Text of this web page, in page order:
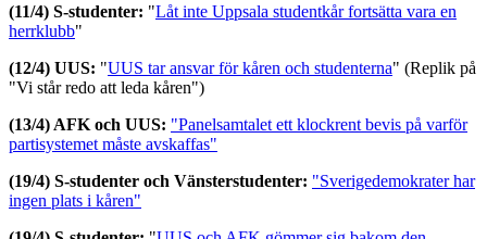
(11/4) S-studenter: "Låt inte Uppsala studentkår fortsätta vara en
herrklubb"
(12/4) UUS: "UUS tar ansvar för kåren och studenterna" (Replik på
"Vi står redo att leda kåren")
(13/4) AFK och UUS: "Panelsamtalet ett klockrent bevis på varför
partisystemet måste avskaffas"
(19/4) S-studenter och Vänsterstudenter: "Sverigedemokrater har
ingen plats i kåren"